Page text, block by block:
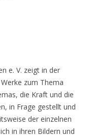
e. V. zeigt in der
zum Thema
die Kraft und die
in Frage gestellt und
der einzelnen
in ihren Bildern und